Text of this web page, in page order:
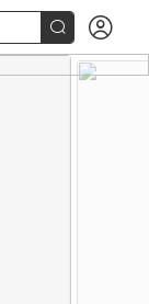
 